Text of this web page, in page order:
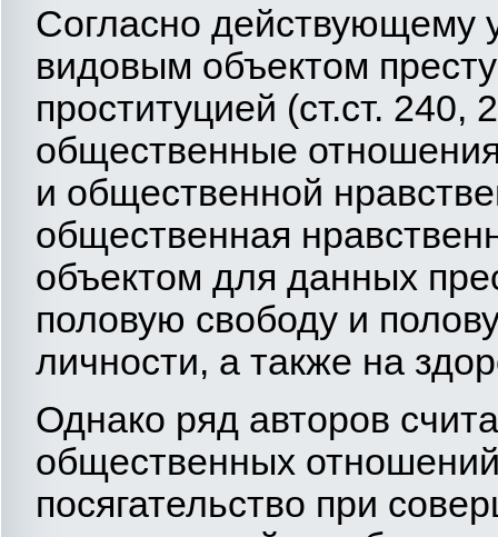
Согласно действующему
видовым объектом
проституцией (ст.ст.
общественные
и общественной
общественная
объектом для данных
половую свободу и
личности, а также на
Однако ряд авторов
общественных
посягательство при